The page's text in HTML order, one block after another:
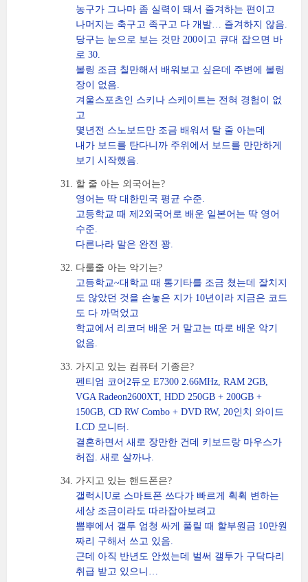
농구가 그나마 좀 실력이 돼서 즐겨하는 편이고
나머지는 축구고 족구고 다 개발… 즐겨하지 않음.
당구는 눈으로 보는 것만 200이고 큐대 잡으면 바
로 30.
볼링 조금 칠만해서 배워보고 싶은데 주변에 볼링
장이 없음.
겨울스포츠인 스키나 스케이트는 전혀 경험이 없
고
몇년전 스노보드만 조금 배워서 탈 줄 아는데
내가 보드를 탄다니까 주위에서 보드를 만만하게
보기 시작했음.
할 줄 아는 외국어는?
영어는 딱 대한민국 평균 수준.
고등학교 때 제2외국어로 배운 일본어는 딱 영어
수준.
다른나라 말은 완전 꽝.
다룰줄 아는 악기는?
고등학교~대학교 때 통기타를 조금 쳤는데 잘치지
도 않았던 것을 손놓은 지가 10년이라 지금은 코드
도 다 까먹었고
학교에서 리코더 배운 거 말고는 따로 배운 악기
없음.
가지고 있는 컴퓨터 기종은?
펜티엄 코어2듀오 E7300 2.66MHz, RAM 2GB,
VGA Radeon2600XT, HDD 250GB + 200GB +
150GB, CD RW Combo + DVD RW, 20인치 와이드
LCD 모니터.
결혼하면서 새로 장만한 건데 키보드랑 마우스가
허접. 새로 살까나.
가지고 있는 핸드폰은?
갤럭시U로 스마트폰 쓰다가 빠르게 휙휙 변하는
세상 조금이라도 따라잡아보려고
뽐뿌에서 갤투 엄청 싸게 풀릴 때 할부원금 10만원
짜리 구해서 쓰고 있음.
근데 아직 반년도 안썼는데 벌써 갤투가 구닥다리
취급 받고 있으니…